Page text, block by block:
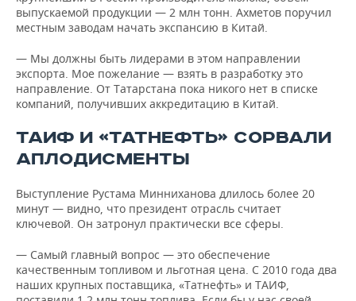
выпускаемой продукции — 2 млн тонн. Ахметов поручил
местным заводам начать экспансию в Китай.
— Мы должны быть лидерами в этом направлении
экспорта. Мое пожелание — взять в разработку это
направление. От Татарстана пока никого нет в списке
компаний, получивших аккредитацию в Китай.
ТАИФ И «ТАТНЕФТЬ» СОРВАЛИ
АПЛОДИСМЕНТЫ
Выступление Рустама Минниханова длилось более 20
минут — видно, что президент отрасль считает
ключевой. Он затронул практически все сферы.
— Самый главный вопрос — это обеспечение
качественным топливом и льготная цена. С 2010 года два
наших крупных поставщика, «Татнефть» и ТАИФ,